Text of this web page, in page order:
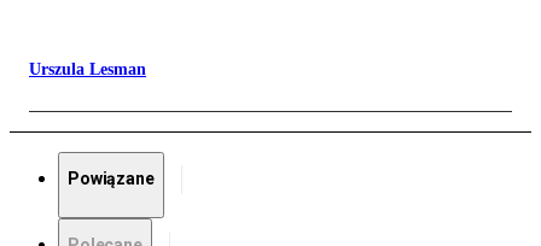
Urszula Lesman
Powiązane